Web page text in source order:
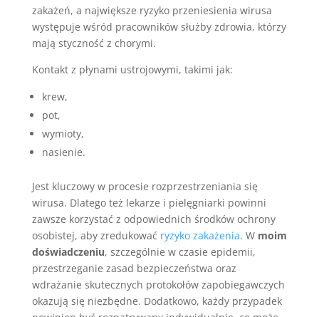
zakażeń, a największe ryzyko przeniesienia wirusa
występuje wśród pracowników służby zdrowia, którzy
mają styczność z chorymi.
Kontakt z płynami ustrojowymi, takimi jak:
krew,
pot,
wymioty,
nasienie.
Jest kluczowy w procesie rozprzestrzeniania się
wirusa. Dlatego też lekarze i pielęgniarki powinni
zawsze korzystać z odpowiednich środków ochrony
osobistej, aby zredukować ryzyko zakażenia. W moim
doświadczeniu, szczególnie w czasie epidemii,
przestrzeganie zasad bezpieczeństwa oraz
wdrażanie skutecznych protokołów zapobiegawczych
okazują się niezbędne. Dodatkowo, każdy przypadek